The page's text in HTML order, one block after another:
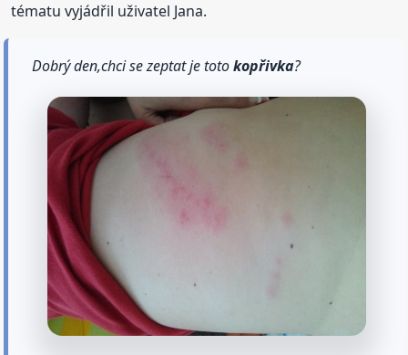
tématu vyjádřil uživatel Jana.
Dobrý den,chci se zeptat je totokopřivka?